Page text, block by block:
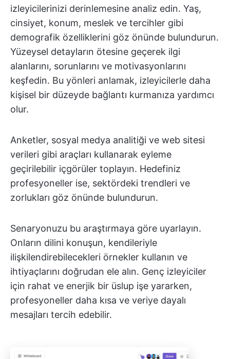
izleyicilerinizi derinlemesine analiz edin. Yaş,
cinsiyet, konum, meslek ve tercihler gibi
demografik özelliklerini göz önünde bulundurun.
Yüzeysel detayların ötesine geçerek ilgi
alanlarını, sorunlarını ve motivasyonlarını
keşfedin. Bu yönleri anlamak, izleyicilerle daha
kişisel bir düzeyde bağlantı kurmanıza yardımcı
olur.
Anketler, sosyal medya analitiği ve web sitesi
verileri gibi araçları kullanarak eyleme
geçirilebilir içgörüler toplayın. Hedefiniz
profesyoneller ise, sektördeki trendleri ve
zorlukları göz önünde bulundurun.
Senaryonuzu bu araştırmaya göre uyarlayın.
Onların dilini konuşun, kendileriyle
ilişkilendirebilecekleri örnekler kullanın ve
ihtiyaçlarını doğrudan ele alın. Genç izleyiciler
için rahat ve enerjik bir üslup işe yararken,
profesyoneller daha kısa ve veriye dayalı
mesajları tercih edebilir.